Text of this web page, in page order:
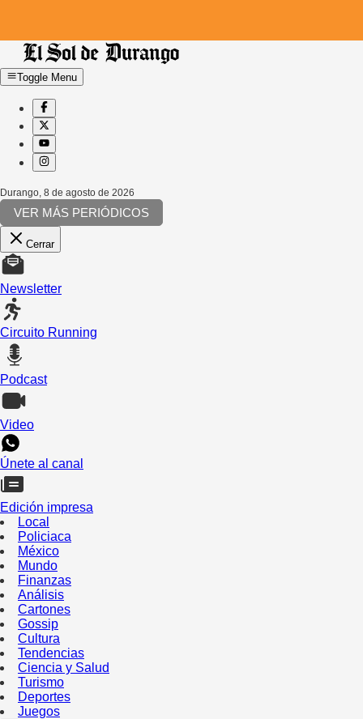
Toggle Menu
Durango 8 de agosto de 2026
VER MÁS PERIÓDICOS
Cerrar
Newsletter
Circuito Running
Podcast
Video
Únete al canal
Edición impresa
Local
Policiaca
México
Mundo
Finanzas
Análisis
Cartones
Gossip
Cultura
Tendencias
Ciencia y Salud
Turismo
Deportes
Juegos